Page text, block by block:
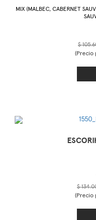
MIX (MALBEC, CABERNET
$
(Precio
$
(Precio